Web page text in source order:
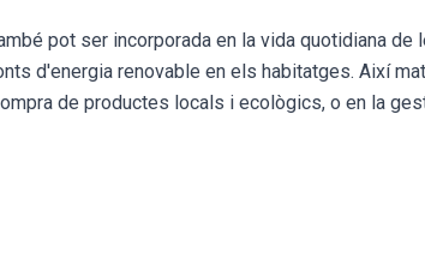
pot ser incorporada en la vida quotidiana
d'energia renovable en els habitatges. Així
de productes locals i ecològics, o en la